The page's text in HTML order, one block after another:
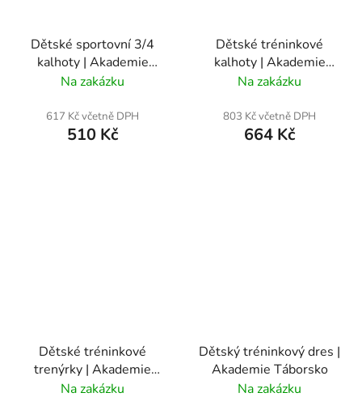
Dětské sportovní 3/4
kalhoty | Akademie
Táborsko
Na zakázku
617 Kč včetně DPH
510 Kč
Dětské tréninkové
kalhoty | Akademie
Táborsko
Na zakázku
803 Kč včetně DPH
664 Kč
Dětské tréninkové
trenýrky | Akademie
Táborsko
Na zakázku
Dětský tréninkový dres |
Akademie Táborsko
Na zakázku